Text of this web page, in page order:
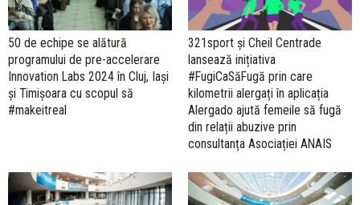
50 de echipe se alătură
programului de pre-accelerare
Innovation Labs 2024 în Cluj, Iași
și Timișoara cu scopul să
#makeitreal
321sport și Cheil Centrade
lansează inițiativa
#FugiCaSăFugă prin care
kilometrii alergați în aplicația
Alergado ajută femeile să fugă
din relații abuzive prin
consultanța Asociației ANAIS